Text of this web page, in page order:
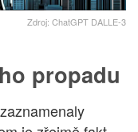
Zdroj: ChatGPT DALLE-3
propadu